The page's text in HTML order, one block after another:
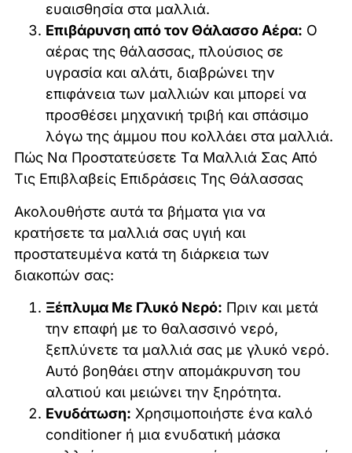
ευαισθησία στα μαλλιά.
Επιβάρυνση από τον Θάλασσο Αέρα: Ο
αέρας της θάλασσας, πλούσιος σε
υγρασία και αλάτι, διαβρώνει την
επιφάνεια των μαλλιών και μπορεί να
προσθέσει μηχανική τριβή και σπάσιμο
λόγω της άμμου που κολλάει στα μαλλιά.
Πώς Να Προστατεύσετε Τα Μαλλιά Σας Από
Τις Επιβλαβείς Επιδράσεις Της Θάλασσας
Ακολουθήστε αυτά τα βήματα για να
κρατήσετε τα μαλλιά σας υγιή και
προστατευμένα κατά τη διάρκεια των
διακοπών σας:
Ξέπλυμα Με Γλυκό Νερό: Πριν και μετά
την επαφή με το θαλασσινό νερό,
ξεπλύνετε τα μαλλιά σας με γλυκό νερό.
Αυτό βοηθάει στην απομάκρυνση του
αλατιού και μειώνει την ξηρότητα.
Ενυδάτωση: Χρησιμοποιήστε ένα καλό
conditioner ή μια ενυδατική μάσκα